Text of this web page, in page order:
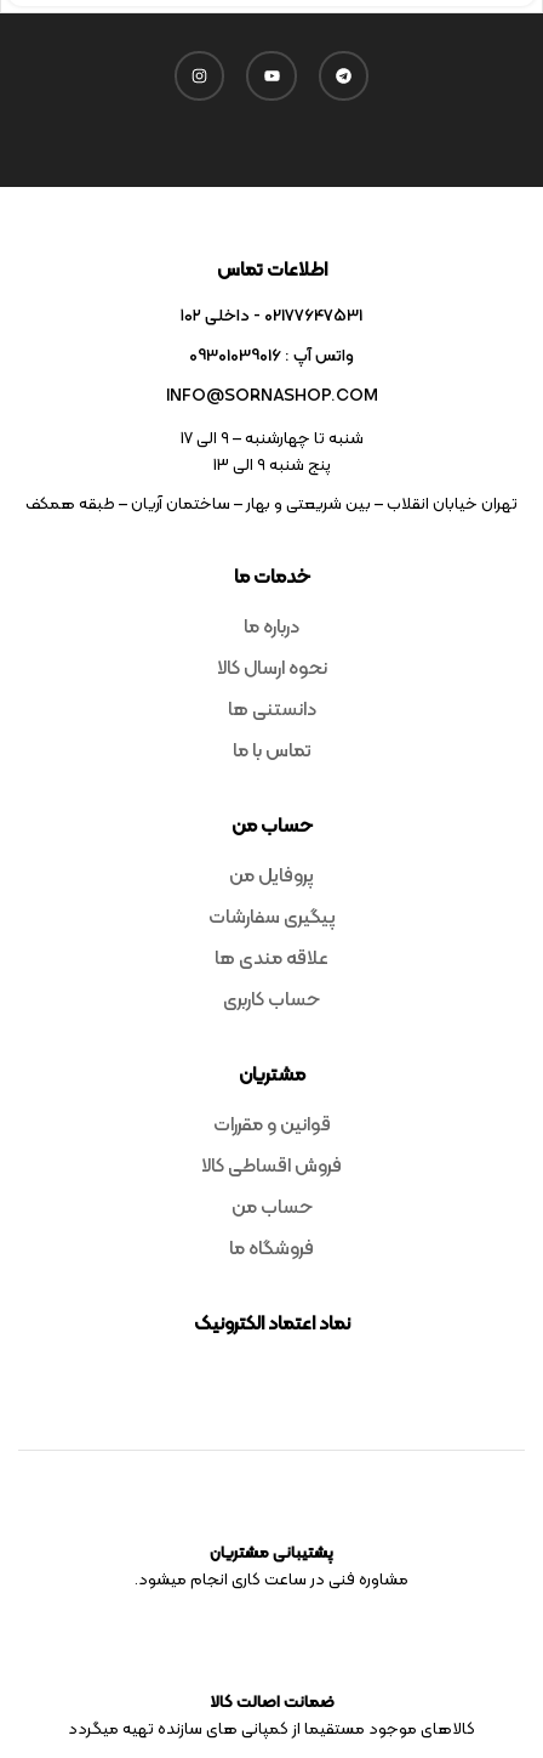
خدمات ما
درباره ما
نحوه ارسال کالا
دانستنی ها
تماس با ما
حساب من
پروفایل من
پیگیری سفارشات
علاقه مندی ها
حساب کاربری
مشتریان
قوانین و مقررات
فروش اقساطی کالا
حساب من
فروشگاه ما
نماد اعتماد الکترونیک
اطلاعات تماس
02177647531 - داخلی ۱۰۲
واتس آپ : 09301039016
INFO@SORNASHOP.COM
شنبه تا چهارشنبه – ۹ الی 17
پنج شنبه ۹ الی 13
تهران خیابان انقلاب – بین شریعتی و بهار – ساختمان آریان – طبقه همکف
پشتیبانی مشتریان
مشاوره فنی در ساعت کاری انجام میشود.
ضمانت اصالت کالا
کالاهای موجود مستقیما از کمپانی های سازنده تهیه میگردد